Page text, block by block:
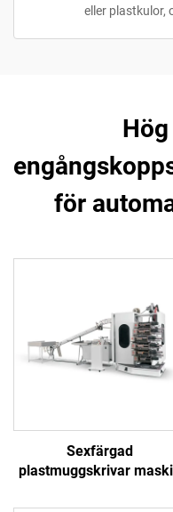
eller plastkulor,
för
Sexfärgad
plastmuggskrivar